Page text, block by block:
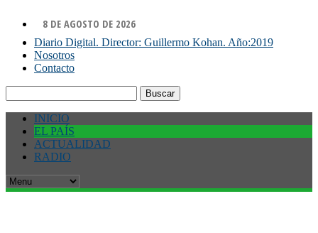
8 DE AGOSTO DE 2026
Diario Digital. Director: Guillermo Kohan. Año:2019
Nosotros
Contacto
INICIO
EL PAÍS
ACTUALIDAD
RADIO